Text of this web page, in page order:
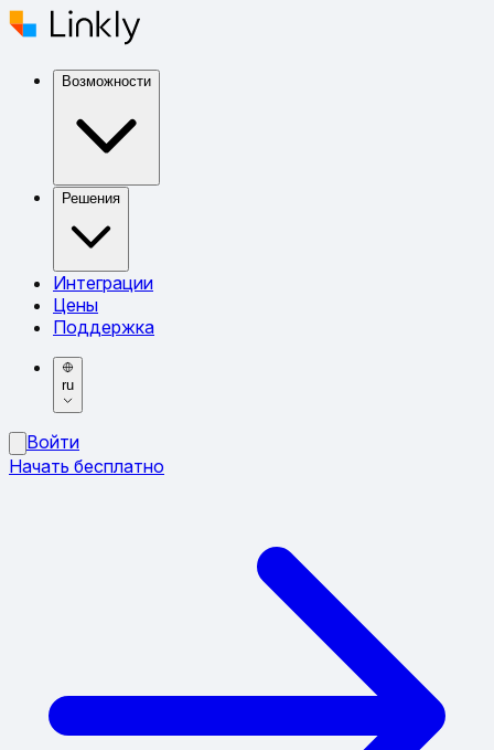
Возможности
Решения
Интеграции
Цены
Поддержка
ru
Войти
Начать бесплатно